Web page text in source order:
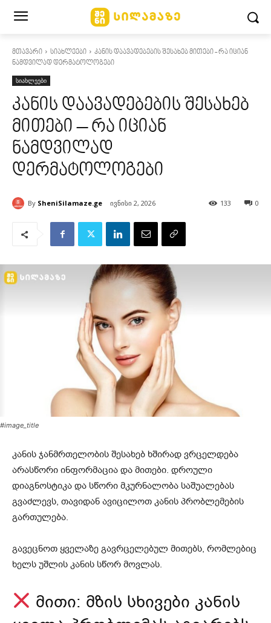
მთავარი სიახლეები
კანის დაავადებების შესახებ მითები - რა იციან
ნამდვილად დერმატოლოგები
სიახლეები
კანის დაავადებების შესახებ
მითები – რა იციან
ნამდვილად
დერმატოლოგები
By SheniSilamaze.ge ივნისი 2, 2026 0
133
#image_title
კანის ჯანმრთელობის შესახებ ხშირად ვრცელდება
არასწორი ინფორმაცია და მითები. დროული
დიაგნოსტიკა და სწორი მკურნალობა საშუალებას
გვაძლევს, თავიდან ავიცილოთ კანის პრობლემების
გართულება.
გავეცნოთ ყველაზე გავრცელებულ მითებს, რომლებიც
ხელს უშლის კანის სწორ მოვლას.
მითი: მზის სხივები კანის